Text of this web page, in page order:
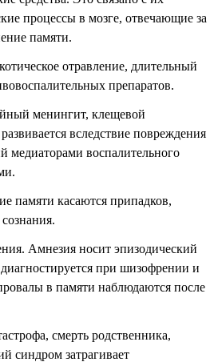
процессы в мозге, отвечающие за
памяти.
отравление, длительный
препаратов.
менингит, клещевой
вследствие повреждения
медиаторами воспалительного
памяти касаются припадков,
Амнезия носит эпизодический
при шизофрении и
в памяти наблюдаются после
смерть родственника,
синдром затрагивает